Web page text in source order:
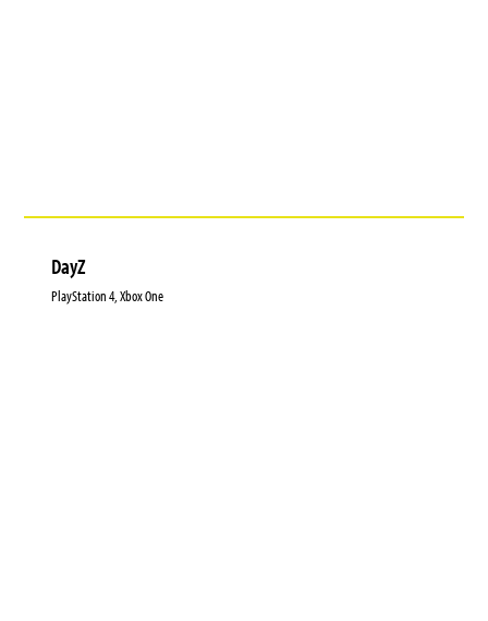
DayZ
PlayStation 4, Xbox One